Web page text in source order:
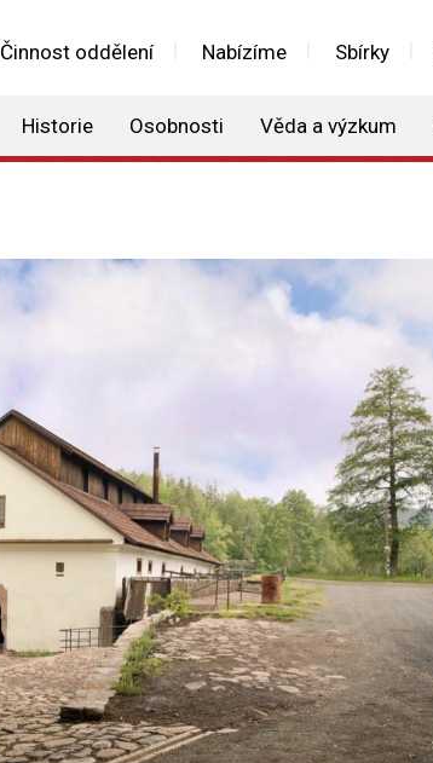
Činnost oddělení Nabízíme Sbírky
Historie Osobnosti Věda a výzkum